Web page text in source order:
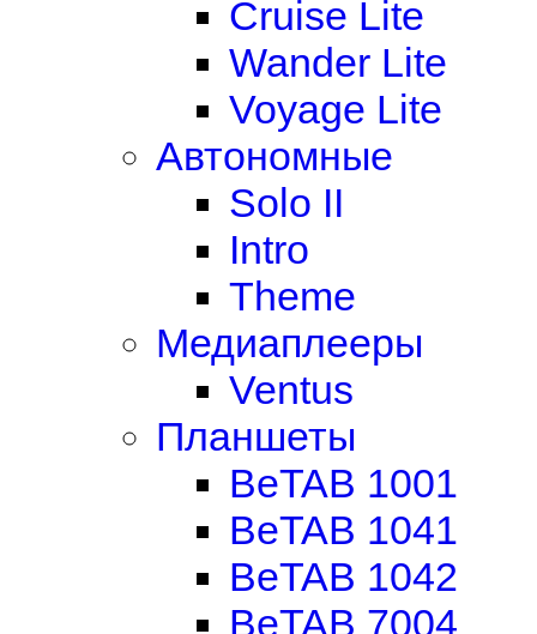
Cruise Lite
Wander Lite
Voyage Lite
Автономные
Solo II
Intro
Theme
Медиаплееры
Ventus
Планшеты
BeTAB 1001
BeTAB 1041
BeTAB 1042
BeTAB 7004